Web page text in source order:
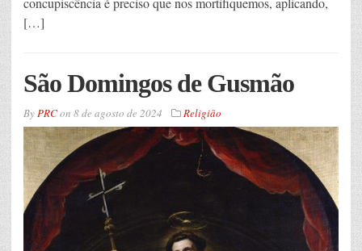
[…]
São Domingos de Gusmão
ByPRCon 8 de agosto de 2024 Religião